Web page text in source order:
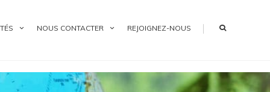
NOUS CONTACTER REJOIGNEZ-NOUS |